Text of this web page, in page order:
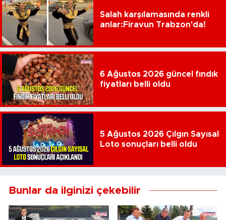
Salah karşılamasında renkli
anlar:Firavun Trabzon'da!
6 Ağustos 2026 güncel fındık
fiyatları belli oldu
5 Ağustos 2026 Çılgın Sayısal
Loto sonuçları belli oldu
Bunlar da ilginizi çekebilir